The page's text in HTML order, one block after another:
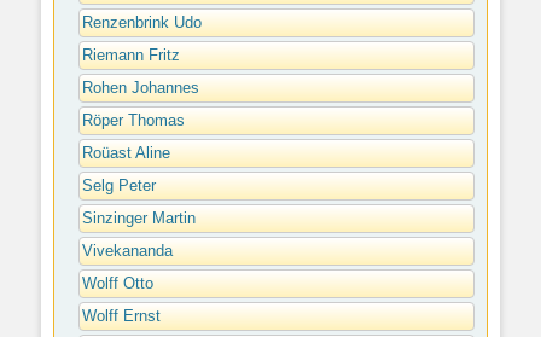
Renzenbrink Udo
Riemann Fritz
Rohen Johannes
Röper Thomas
Roüast Aline
Selg Peter
Sinzinger Martin
Vivekananda
Wolff Otto
Wolff Ernst